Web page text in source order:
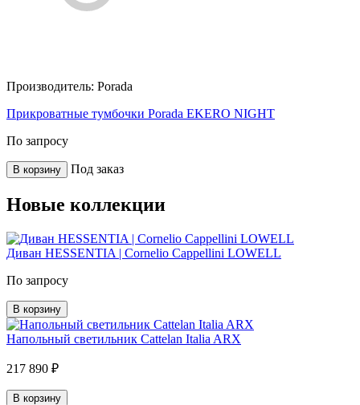
Производитель: Porada
Прикроватные тумбочки Porada EKERO NIGHT
По запросу
В корзину Под заказ
Новые коллекции
Диван HESSENTIA | Cornelio Cappellini LOWELL
По запросу
В корзину
Напольный светильник Cattelan Italia ARX
217 890 ₽
В корзину